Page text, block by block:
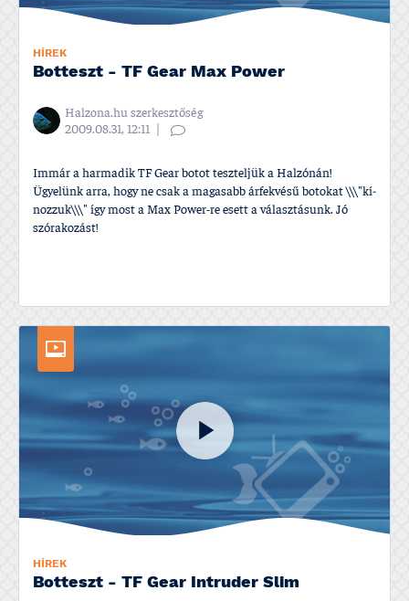
HÍREK
Botteszt - TF Gear Max Power
Halzona.hu szerkesztőség
2009.08.31, 12:11
Immár a harmadik TF Gear botot teszteljük a Halzónán!
Ügyelünk arra, hogy ne csak a magasabb árfekvésű botokat \\\"kí­
nozzuk\\\" í­gy most a Max Power-re esett a választásunk. Jó
szórakozást!
HÍREK
Botteszt - TF Gear Intruder Slim